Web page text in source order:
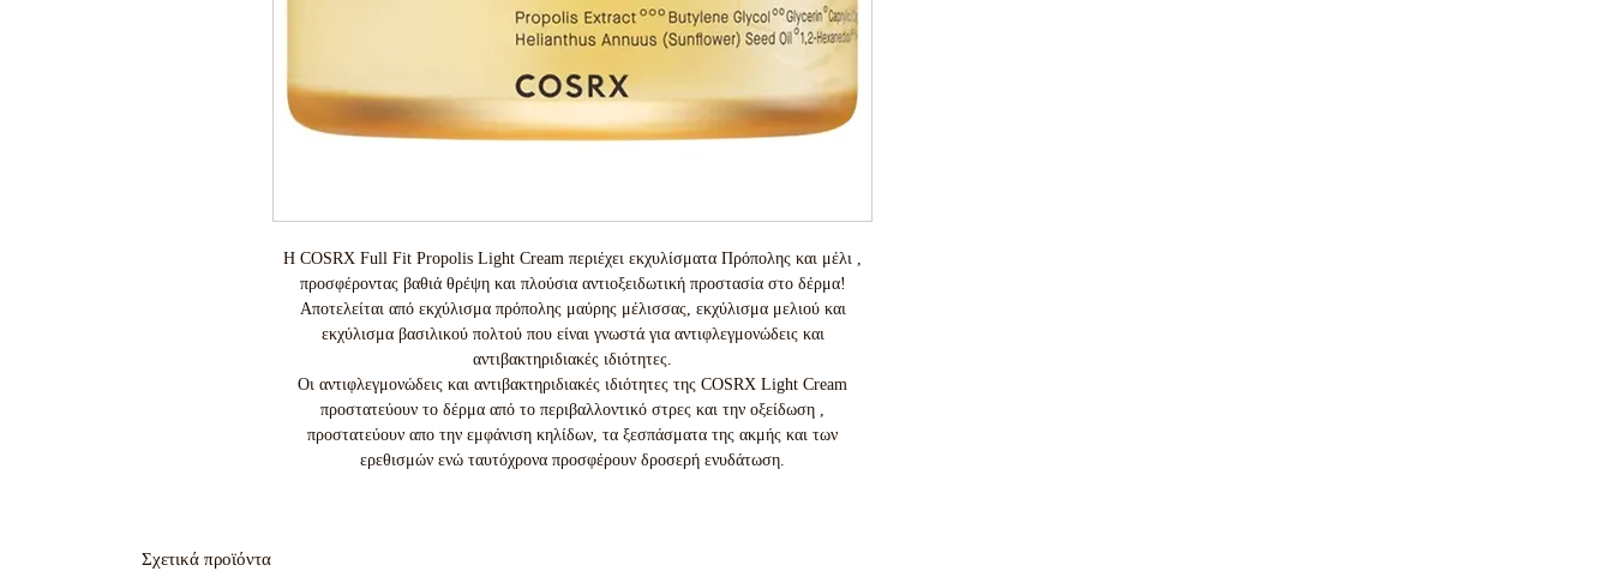
Η COSRX Full Fit Propolis Light Cream περιέχει εκχυλίσματα Πρόπολης και μέλι ,
προσφέροντας βαθιά θρέψη και πλούσια αντιοξειδωτική προστασία στο δέρμα!
Αποτελείται από εκχύλισμα πρόπολης μαύρης μέλισσας, εκχύλισμα μελιού και
εκχύλισμα βασιλικού πολτού που είναι γνωστά για αντιφλεγμονώδεις και
αντιβακτηριδιακές ιδιότητες.
Οι αντιφλεγμονώδεις και αντιβακτηριδιακές ιδιότητες της COSRX Light Cream
προστατεύουν το δέρμα από το περιβαλλοντικό στρες και την οξείδωση ,
προστατεύουν απο την εμφάνιση κηλίδων, τα ξεσπάσματα της ακμής και των
ερεθισμών ενώ ταυτόχρονα προσφέρουν δροσερή ενυδάτωση.
Σχετικά προϊόντα